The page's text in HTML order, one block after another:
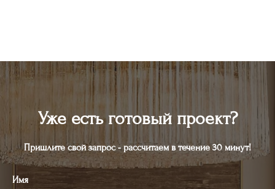
Уже есть готовый проект?
Пришлите свой запрос - рассчитаем в течение 30 минут!
Имя